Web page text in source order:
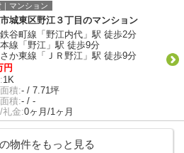
マンション
城東区野江３丁目のマンション
谷町線「野江内代」駅 徒歩2分
線「野江」駅 徒歩9分
か東線「ＪＲ野江」駅 徒歩9分
円
1K
積:- / 7.71坪
積:- / -
礼金:0ヶ月/1ヶ月
物件をもっと見る